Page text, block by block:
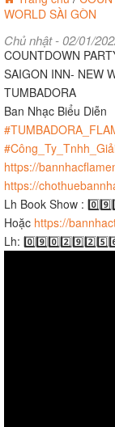
WORLD SÀI GÒN
Chủ nhật - 02/01/
COUNTDOWN
SAIGON INN- NEW
TUMBADORA
Ban Nhạc Biểu Diễn
https://
https://
Lh Book Show :
Hoặc https://
Lh: